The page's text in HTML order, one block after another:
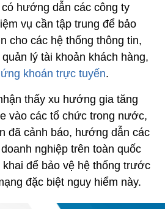
hướng dẫn các công ty
vụ cần tập trung để bảo
cho các hệ thống thông tin,
lý tài khoản khách hàng,
khoán trực tuyến.
thấy xu hướng gia tăng
vào các tổ chức trong nước,
đã cảnh báo, hướng dẫn các
nghiệp trên toàn quốc
để bảo vệ hệ thống trước
đặc biệt nguy hiểm này.